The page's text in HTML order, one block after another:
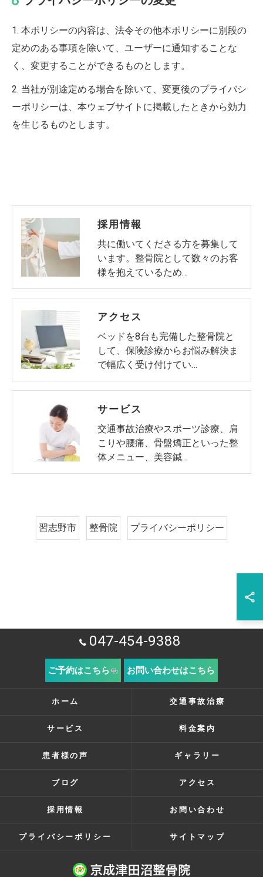
1. 本ポリシーの内容は、法令その他本ポリシーに別段の
定めのある事項を除いて、ユーザーに通知することな
く、変更することができるものとします。
2. 当社が別途定める場合を除いて、変更後のプライバシ
ーポリシーは、本ウェブサイトに掲載したときから効力
を生じるものとします。
採用情報
共に働いてくださる方を募集して
います。整骨院として数々のお客
様を抱えているため…
アクセス
ベッドを8台も完備した整骨院と
して、保険診療からお悩み解決ま
で幅広く受け付けてい…
サービス
交通事故治療やスポーツ診療、肩
こりや腰痛、骨盤矯正といった整
体メニュー、美容鍼…
習志野市 整骨院 プライバシーポリシー
047-454-9388
ご予約はこちら お問い合わせはこちら
ホーム 交通事故治療
サービス 料金案内
患者様の声 ギャラリー
ブログ アクセス
採用情報 お問い合わせ
プライバシーポリシー サイトマップ